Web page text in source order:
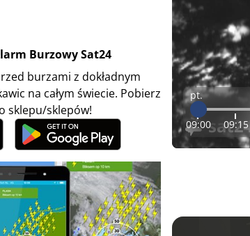
Burzowy Sat24
burzami z dokładnym
na całym świecie. Pobierz
sklepu/sklepów!
pt.
09:00 09:15